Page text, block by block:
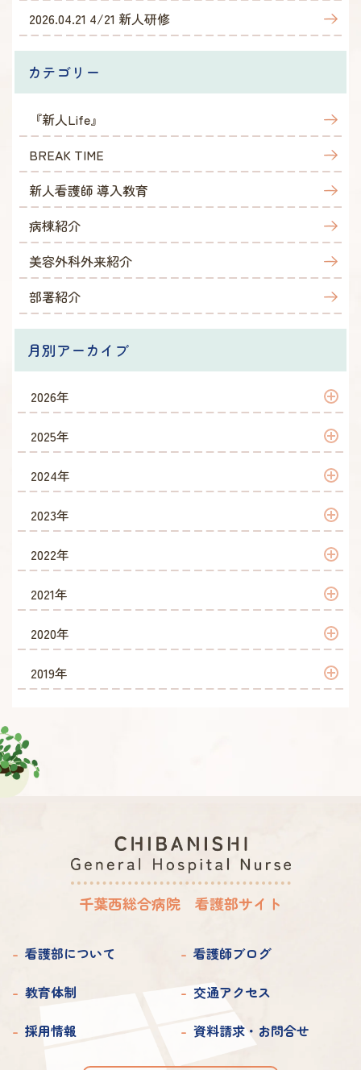
2026.04.21 4/21 新人研修
カテゴリー
『新人Life』
BREAK TIME
新人看護師 導入教育
病棟紹介
美容外科外来紹介
部署紹介
月別アーカイブ
2026年
2026年 5月
2026年 4月
2025年
2025年 4月
2024年
2024年 4月
2023年
2023年 10月
2023年 6月
2023年 4月
2022年
2022年 9月
2022年 8月
2022年 7月
2022年 4月
2021年
2021年 12月
2021年 10月
2021年 5月
2020年
2020年 6月
2019年
2019年 4月
千葉西総合病院 看護部サイト
看護部について
看護師ブログ
教育体制
交通アクセス
採用情報
資料請求・お問合せ